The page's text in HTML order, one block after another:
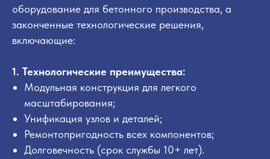
оборудование для бетонного производства, а
законченные технологические решения,
включающие:
1. Технологические преимущества:
Модульная конструкция для легкого
масштабирования;
Унификация узлов и деталей;
Ремонтопригодность всех компонентов;
Долговечность (срок службы 10+ лет).